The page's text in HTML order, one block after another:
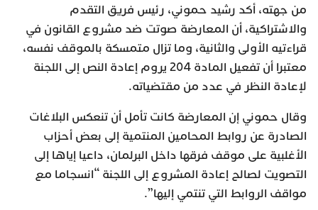
من جهته، أكد رشيد حموني، رئيس فريق التقدم
والاشتراكية، أن المعارضة صوتت ضد مشروع القانون في
قراءتيه الأولى والثانية، وما تزال متمسكة بالموقف نفسه،
معتبرا أن تفعيل المادة 204 يروم إعادة النص إلى اللجنة
لإعادة النظر في عدد من مقتضياته.
وقال حموني إن المعارضة كانت تأمل أن تنعكس البلاغات
الصادرة عن روابط المحامين المنتمية إلى بعض أحزاب
الأغلبية على موقف فرقها داخل البرلمان، داعيا إياها إلى
التصويت لصالح إعادة المشروع إلى اللجنة “انسجاما مع
مواقف الروابط التي تنتمي إليها”.